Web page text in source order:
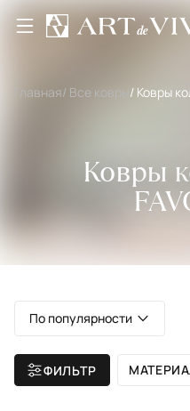
Главная/ Все ковры / Ковры
Ковры
По популярности
ФИЛЬТР